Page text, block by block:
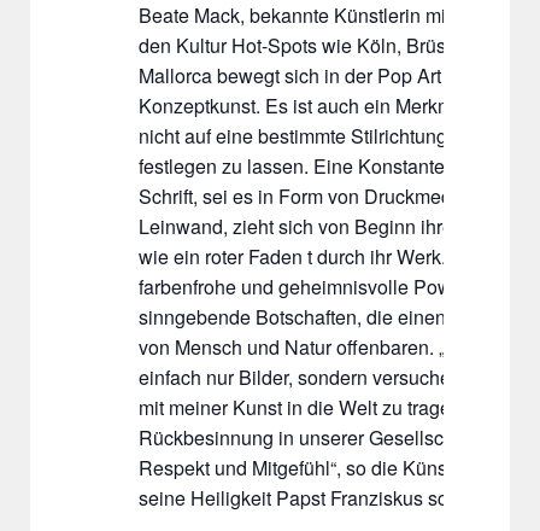
Beate Mack, bekannte Künstlerin mit
den Kultur Hot-Spots wie Köln, Brüssel oder
Mallorca bewegt sich in der Pop Art und in der
Konzeptkunst. Es ist auch ein Merkmal ihrer
nicht auf eine bestimmte Stilrichtung oder ein
festlegen zu lassen. Eine Konstante, die
Schrift, sei es in Form von Druckmedien oder
Leinwand, zieht sich von Beginn ihrer Karriere
wie ein roter Faden t durch ihr Werk. Sie zeigt
farbenfrohe und geheimnisvolle Powerbilder
sinngebende Botschaften, die einen tiefen
von Mensch und Natur offenbaren. „Ich male
einfach nur Bilder, sondern versuche genau
mit meiner Kunst in die Welt zu tragen,
Rückbesinnung in unserer Gesellschaft zu
Respekt und Mitgefühl“, so die Künstlerin, und
seine Heiligkeit Papst Franziskus schon